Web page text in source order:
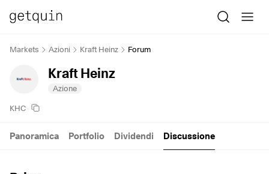
Markets Azioni Kraft Heinz Forum
Kraft Heinz
Azione
KHC
Panoramica Portfolio Dividendi Discussione